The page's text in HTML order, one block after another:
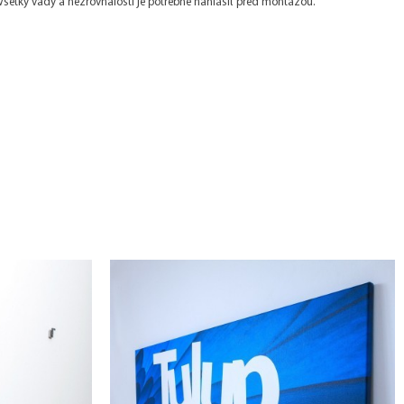
vady a nezrovnalosti je potrebné nahlásiť pred montážou.